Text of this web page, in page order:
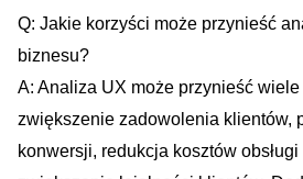
Q: ⁣Jakie korzyści może⁤ przynieść
biznesu?
A: Analiza UX ⁤może przynieść
zwiększenie zadowolenia klientów,
konwersji, redukcja kosztów